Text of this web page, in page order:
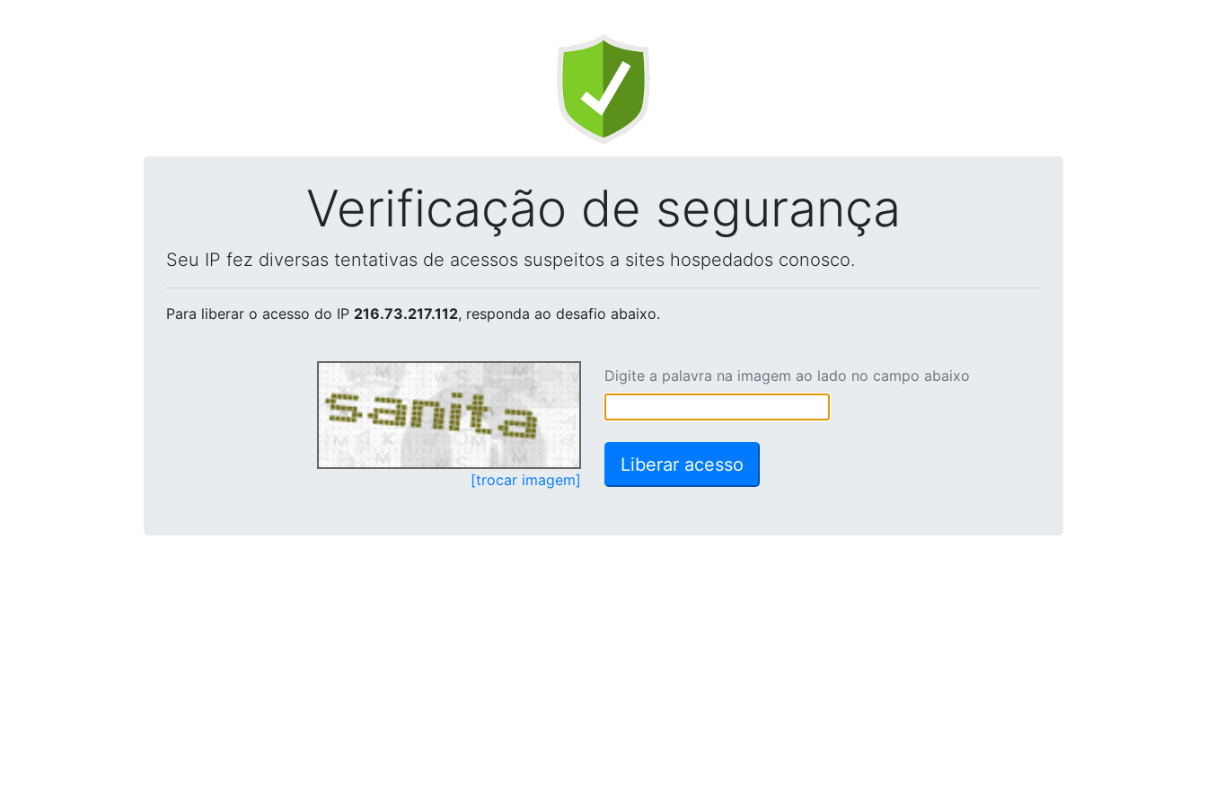
Verificação de segurança
Seu IP fez diversas tentativas de acessos suspeitos a sites hospedados conosco.
Para liberar o acesso do IP 216.73.217.112, responda ao desafio abaixo.
[trocar imagem]
Digite a palavra na imagem ao lado no campo abaixo